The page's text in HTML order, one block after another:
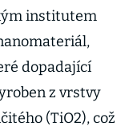
institutem
dopadající
z vrstvy
(TiO2), což